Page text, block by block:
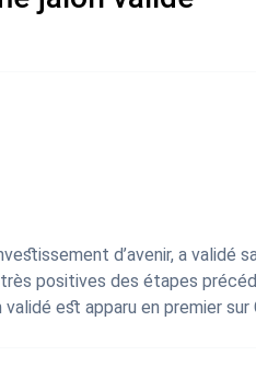
d’avenir, a validé
positives des étapes
est apparu en premier sur